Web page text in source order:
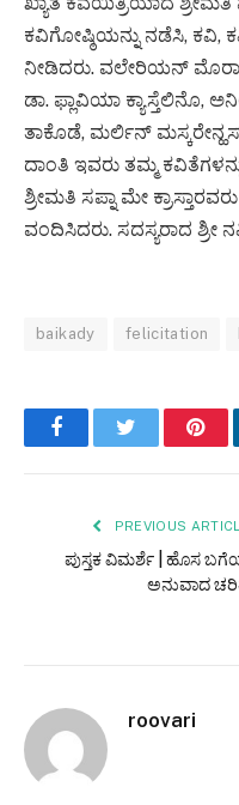
ಕವಿಗೋಷ್ಠಿಯನ್ನು ನಡೆಸಿ, ಕವಿ,
ನೀಡಿದರು. ವಲೇರಿಯನ್
ಡಾ. ಫ್ಲಾವಿಯಾ ಕ್ಯಾಸ್ತೆಲಿನೊ,
ತಾಕೊಡೆ, ಮರ್ಲಿನ್
ದಾಂತಿ ಇವರು ತಮ್ಮ
ಶ್ರೀಮತಿ ಸಪ್ನಾ ಮೇ
ವಂದಿಸಿದರು. ಸದಸ್ಯರಾದ
baikady felicitation
FacebookTwitter
PREVIOUS
ಪುಸ್ತಕ ವಿಮರ್ಶೆ | ಹೊಸ
ಅನುವಾದ
roovari